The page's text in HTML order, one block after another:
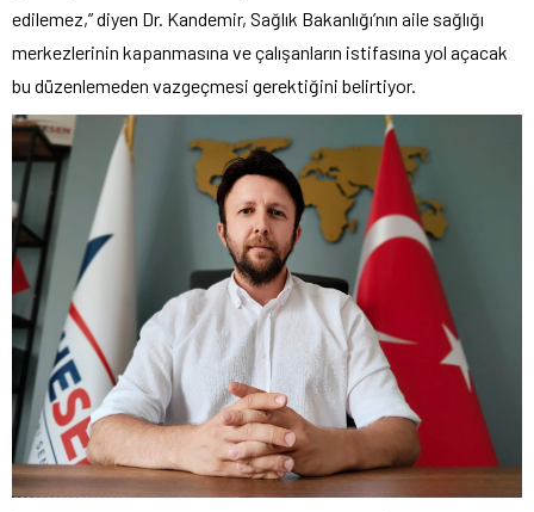
edilemez,” diyen Dr. Kandemir, Sağlık Bakanlığı’nın aile sağlığı
merkezlerinin kapanmasına ve çalışanların istifasına yol açacak
bu düzenlemeden vazgeçmesi gerektiğini belirtiyor.